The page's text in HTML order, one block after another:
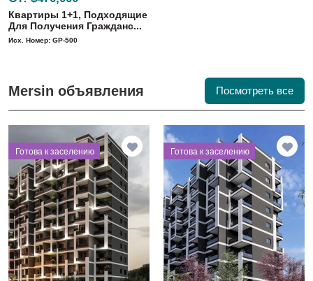
Квартиры 1+1, Подходящие
Для Получения Гражданс...
Исх. Номер: GP-500
Mersin объявления Посмотреть все
⁠Готова к заселению ⁠Готова к заселению